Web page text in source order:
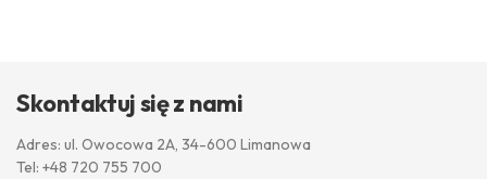
Skontaktuj się z nami
Adres: ul. Owocowa 2A, 34-600 Limanowa
Tel: +48 720 755 700